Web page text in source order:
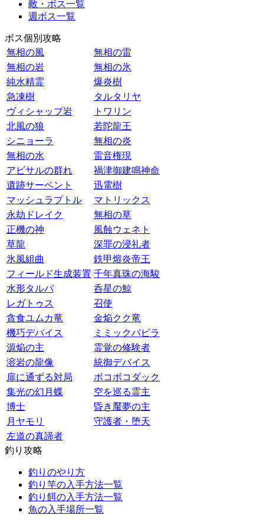
敵・ボス一覧
週ボス一覧
ボス個別攻略
無相の風
無相の雷
無相の岩
無相の氷
純水精霊
爆炎樹
急凍樹
タルタリヤ
ヴィシャップ岩
トワリン
北風の狼
若陀龍王
シニョーラ
無相の炎
無相の水
雷音権現
アビサルの群れ
禍津御建鳴神命
遺跡サーペント
迅電樹
マッシュラプトル
マトリックス
永劫ドレイク
無相の草
正機の神
風蝕ウェネト
草龍
深罪の浸礼者
氷風組曲
鉄甲熔炎帝王
フィールド生成装置 千年真珠の海駿
水形タルパ
呑星の鯨
レガトゥス
召使
貪食ユムカ竜
金焔クク竜
機巧デバイス
ミミックパピラ
源焔の主
霊覚の修験者
溶岩の龍像
統御デバイス
扉に通ずる対局
ボコボコダック
集光の幻月蝶
空を巡る霊主
博士
昏き魘夢の主
月ヤモリ
守護者・堕天
左道の真諦者
釣り攻略
釣りのやり方
釣り竿の入手方法一覧
釣り餌の入手方法一覧
魚の入手場所一覧